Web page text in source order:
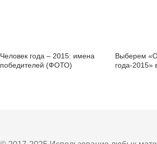
Человек года – 2015: имена
победителей (ФОТО)
Выберем
года-2015»